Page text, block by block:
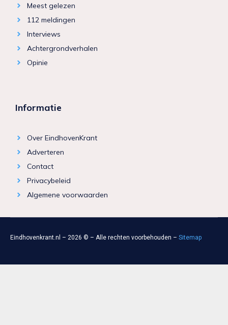
Meest gelezen
112 meldingen
Interviews
Achtergrondverhalen
Opinie
Informatie
Over EindhovenKrant
Adverteren
Contact
Privacybeleid
Algemene voorwaarden
Eindhovenkrant.nl – 2026 © – Alle rechten voorbehouden – Sitemap